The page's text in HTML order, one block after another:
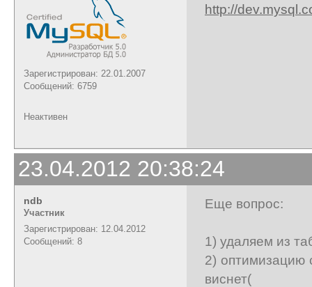
Зарегистрирован: 22.01.2007
Сообщений: 6759
http://
Неактивен
23.04.2012 20:38:24
ndb
Участник
Зарегистрирован: 12.04.2012
Сообщений: 8
Еще вопрос:
1) удаляем из
2) оптимизацию
виснет(